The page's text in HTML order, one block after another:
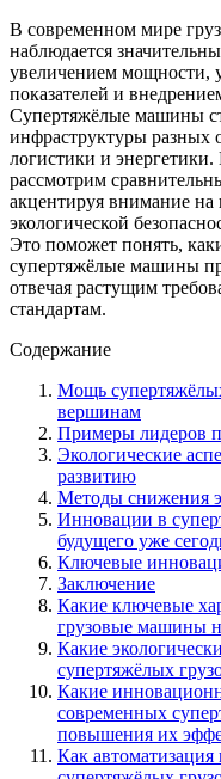
В современном мире
наблюдается
увеличением мощности,
показателей и
Супертяжёлые машины
инфраструктуры разных
логистики и
рассмотрим
акцентируя внимание на
экологической
Это поможет понять,
супертяжёлые машины
отвечая растущим
стандартам.
Содержание
Мощь
вершинам
Примеры лидеров
Экологические
развитию
Методы снижения
Инновации в
будущего уже
Ключевые
Заключение
Какие ключевые
грузовые машины
Какие
супертяжёлых
Какие
современных
повышения их
Как автоматизация